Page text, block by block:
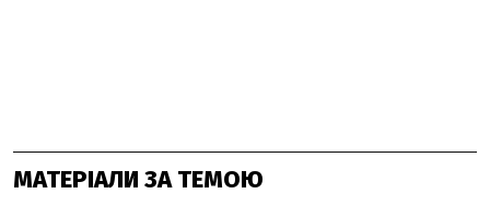
МАТЕРІАЛИ ЗА ТЕМОЮ